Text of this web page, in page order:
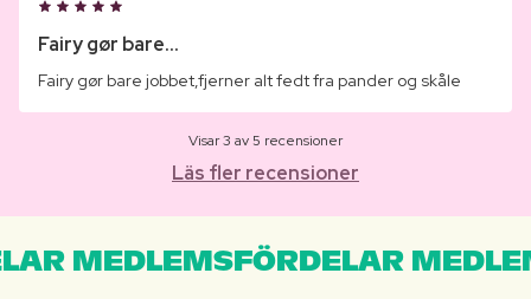
Fairy gør bare...
Fairy gør bare jobbet,fjerner alt fedt fra pander og skåle
Visar 3 av 5 recensioner
Läs fler recensioner
MEDLEMSFÖRDELAR